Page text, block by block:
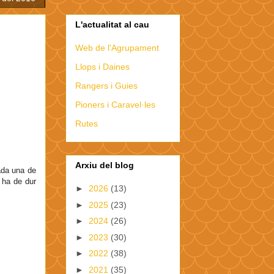
una de
de dur
L'actualitat al cau
Web de l'Agrupament
Llops i Daines
Rangers i Guies
Pioners i Caravel·les
Rutes
Arxiu del blog
► 2026 (13)
► 2025 (23)
► 2024 (26)
► 2023 (30)
► 2022 (38)
► 2021 (35)